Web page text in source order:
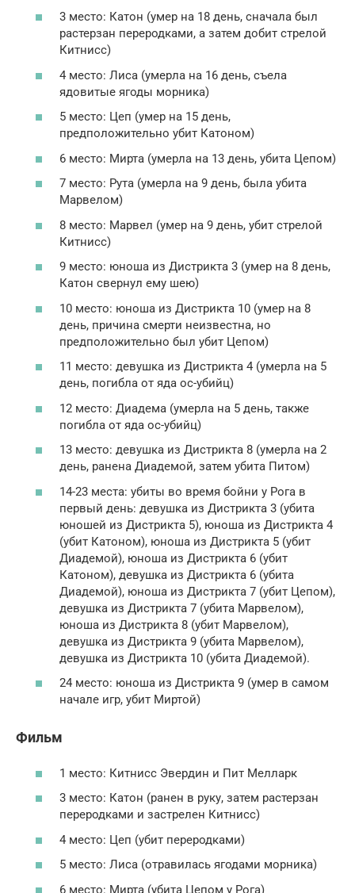
3 место: Катон (умер на 18 день, сначала был
растерзан переродками, а затем добит стрелой
Китнисс)
4 место: Лиса (умерла на 16 день, съела
ядовитые ягоды морника)
5 место: Цеп (умер на 15 день,
предположительно убит Катоном)
6 место: Мирта (умерла на 13 день, убита Цепом)
7 место: Рута (умерла на 9 день, была убита
Марвелом)
8 место: Марвел (умер на 9 день, убит стрелой
Китнисс)
9 место: юноша из Дистрикта 3 (умер на 8 день,
Катон свернул ему шею)
10 место: юноша из Дистрикта 10 (умер на 8
день, причина смерти неизвестна, но
предположительно был убит Цепом)
11 место: девушка из Дистрикта 4 (умерла на 5
день, погибла от яда ос-убийц)
12 место: Диадема (умерла на 5 день, также
погибла от яда ос-убийц)
13 место: девушка из Дистрикта 8 (умерла на 2
день, ранена Диадемой, затем убита Питом)
14-23 места: убиты во время бойни у Рога в
первый день: девушка из Дистрикта 3 (убита
юношей из Дистрикта 5), юноша из Дистрикта 4
(убит Катоном), юноша из Дистрикта 5 (убит
Диадемой), юноша из Дистрикта 6 (убит
Катоном), девушка из Дистрикта 6 (убита
Диадемой), юноша из Дистрикта 7 (убит Цепом),
девушка из Дистрикта 7 (убита Марвелом),
юноша из Дистрикта 8 (убит Марвелом),
девушка из Дистрикта 9 (убита Марвелом),
девушка из Дистрикта 10 (убита Диадемой).
24 место: юноша из Дистрикта 9 (умер в самом
начале игр, убит Миртой)
Фильм
1 место: Китнисс Эвердин и Пит Мелларк
3 место: Катон (ранен в руку, затем растерзан
переродками и застрелен Китнисс)
4 место: Цеп (убит переродками)
5 место: Лиса (отравилась ягодами морника)
6 место: Мирта (убита Цепом у Рога)